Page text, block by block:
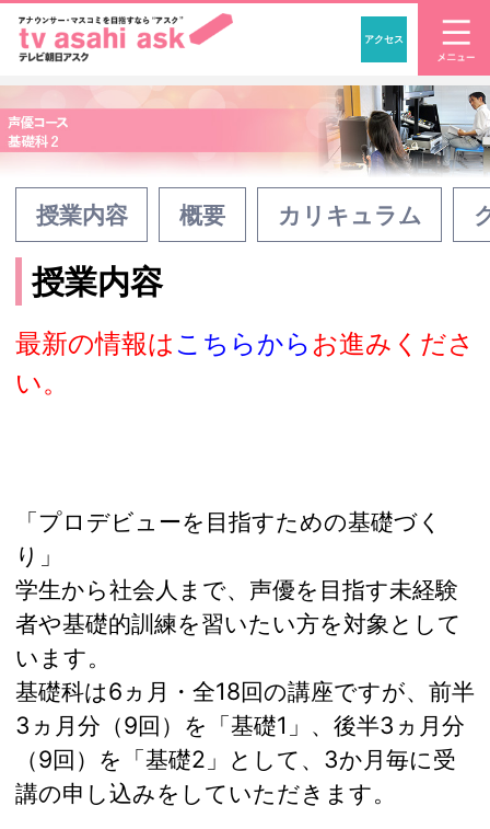
「アナウンサー・マス
アクセス
授業内容 概要 カリキュラム
授業内容
最新の情報はこちらから お進みくださ
い。
「プロデビューを目指すための基礎づく
り」
学生から社会人まで、声優を目指す未経験
者や基礎的訓練を習いたい方を対象として
います。
基礎科は6ヵ月・全18回の講座ですが、前半
3ヵ月分（9回）を「基礎1」、後半3ヵ月分
（9回）を「基礎2」として、3か月毎に受
講の申し込みをしていただきます。